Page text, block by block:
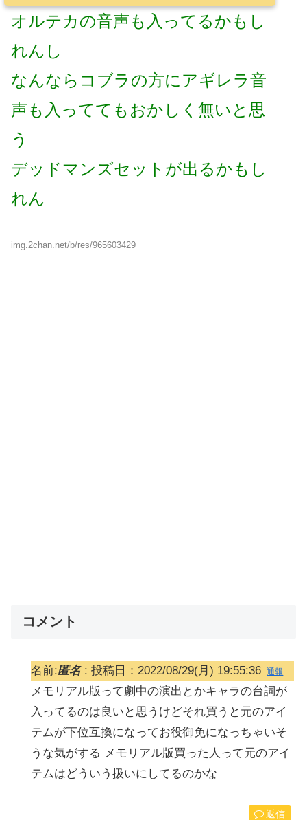
オルテカの音声も入ってるかもし
れんし
なんならコブラの方にアギレラ音
声も入っててもおかしく無いと思
う
デッドマンズセットが出るかもし
れん
img.2chan.net/b/res/965603429
コメント
名前:匿名: 投稿日：2022/08/29(月) 19:55:36 通報
メモリアル版って劇中の演出とかキャラの台詞が
入ってるのは良いと思うけどそれ買うと元のアイ
テムが下位互換になってお役御免になっちゃいそ
うな気がする メモリアル版買った人って元のアイ
テムはどういう扱いにしてるのかな
返信